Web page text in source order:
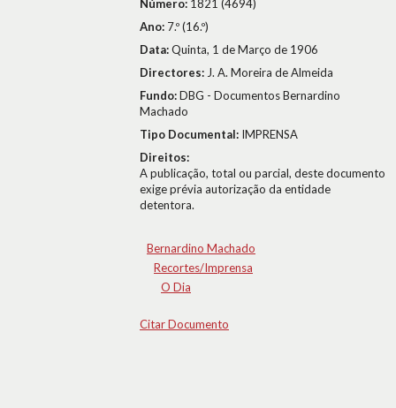
Número: 1821 (4694)
Ano: 7.º (16.º)
Data:Quinta, 1 de Março de 1906
Directores: J. A. Moreira de Almeida
Fundo:DBG - Documentos Bernardino
Machado
Tipo Documental: IMPRENSA
Direitos:
A publicação, total ou parcial, deste documento
exige prévia autorização da entidade
detentora.
Bernardino Machado
Recortes/Imprensa
O Dia
Citar Documento